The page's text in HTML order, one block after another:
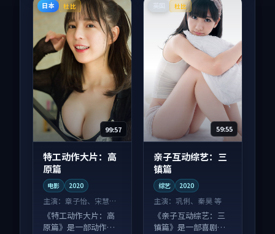
日本 杜比
99:57
特工动作大片：高
原篇
电影 2020
主演： 章子怡、宋慧乔
等
《特工动作大片：高
原篇》是一部动作向
杜比
59:55
亲子互动综艺：三
镇篇
综艺 2020
主演：巩俐、秦昊 等
《亲子互动综艺：三
镇篇》是一部喜剧向